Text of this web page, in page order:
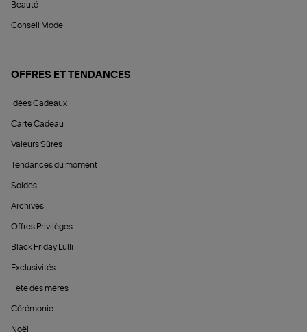
Beauté
Conseil Mode
OFFRES ET TENDANCES
Idées Cadeaux
Carte Cadeau
Valeurs Sûres
Tendances du moment
Soldes
Archives
Offres Privilèges
Black Friday Lulli
Exclusivités
Fête des mères
Cérémonie
Noël